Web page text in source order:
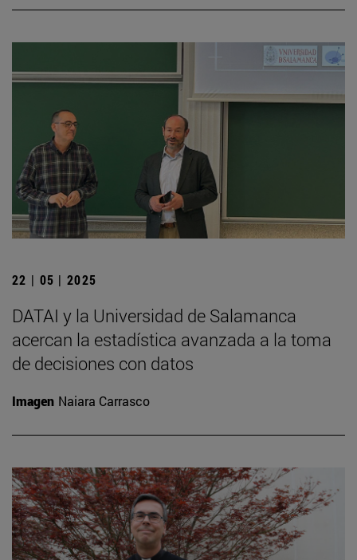
22 | 05 | 2025
DATAI y la Universidad de Salamanca
acercan la estadística avanzada a la toma
de decisiones con datos
Imagen Naiara Carrasco